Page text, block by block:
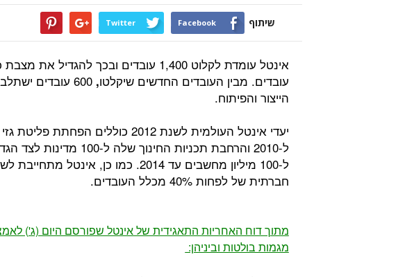
שיתוף Facebook
Twitter
עובדים. מבין העובדים החדשים שיקלטו,
600 עובדים
הייצור והפיתוח.
ל-2010 והרחבת תכניות
ל-100 מיליון מחשבים עד 2014. כמו כן,
חברתית של לפחות 40% מכלל העובדים.
מתוך דוח האחריות התאגידית של אינטל שפורסם היום (ג')
מגמות בולטות וביניהן: